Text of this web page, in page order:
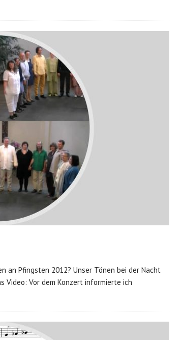
an Pfingsten 2012? Unser Tönen bei der Nacht
Video: Vor dem Konzert informierte ich